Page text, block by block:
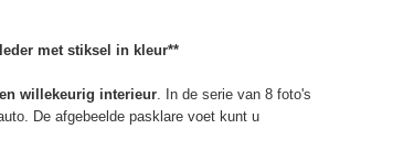
met stiksel in kleur**
willekeurig interieur. In de serie van 8 foto's
De afgebeelde pasklare voet kunt u